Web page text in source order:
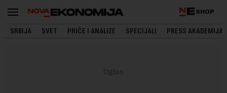
SHOP
SRBIJA SVET PRIČE I ANALIZE SPECIJALI PRESS AKADEMIJA